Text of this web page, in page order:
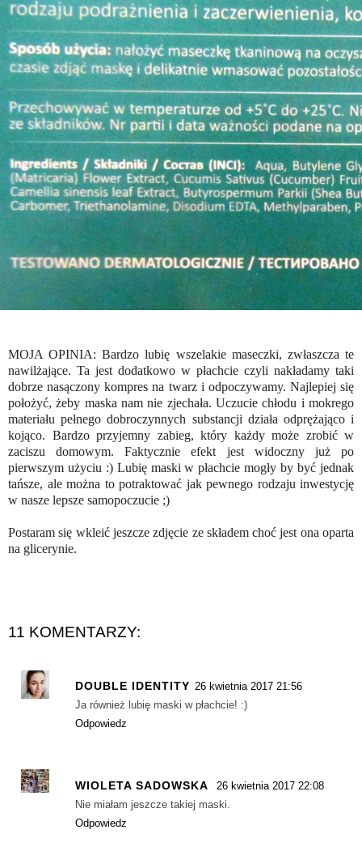
MOJA OPINIA: Bardzo lubię wszelakie maseczki, zwłaszcza te
nawilżające. Ta jest dodatkowo w płachcie czyli nakładamy taki
dobrze nasączony kompres na twarz i odpoczywamy. Najlepiej się
położyć, żeby maska nam nie zjechała. Uczucie chłodu i mokrego
materiału pełnego dobroczynnych substancji działa odprężająco i
kojąco. Bardzo przyjemny zabieg, który każdy może zrobić w
zaciszu domowym. Faktycznie efekt jest widoczny już po
pierwszym użyciu :) Lubię maski w płachcie mogły by być jednak
tańsze, ale można to potraktować jak pewnego rodzaju inwestycję
w nasze lepsze samopoczucie ;)
Postaram się wkleić jeszcze zdjęcie ze składem choć jest ona oparta
na glicerynie.
11 KOMENTARZY:
DOUBLE IDENTITY 26 kwietnia 2017 21:56
Ja również lubię maski w płachcie! :)
Odpowiedz
WIOLETA SADOWSKA
26 kwietnia 2017 22:08
Nie miałam jeszcze takiej maski.
Odpowiedz